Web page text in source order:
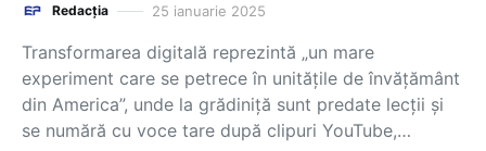
Redacția 25 ianuarie 2025
Transformarea digitală reprezintă „un mare
experiment care se petrece în unitățile de învățământ
din America”, unde la grădiniță sunt predate lecții și
se numără cu voce tare după clipuri YouTube,…